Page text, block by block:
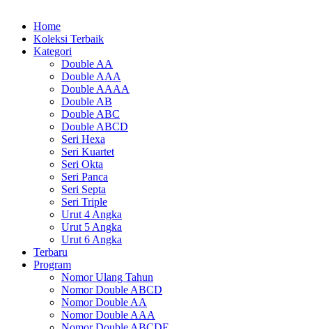
Home
Koleksi Terbaik
Kategori
Double AA
Double AAA
Double AAAA
Double AB
Double ABC
Double ABCD
Seri Hexa
Seri Kuartet
Seri Okta
Seri Panca
Seri Septa
Seri Triple
Urut 4 Angka
Urut 5 Angka
Urut 6 Angka
Terbaru
Program
Nomor Ulang Tahun
Nomor Double ABCD
Nomor Double AA
Nomor Double AAA